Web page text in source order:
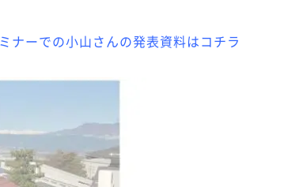
ナーでの小山さんの発表資料はコチラ